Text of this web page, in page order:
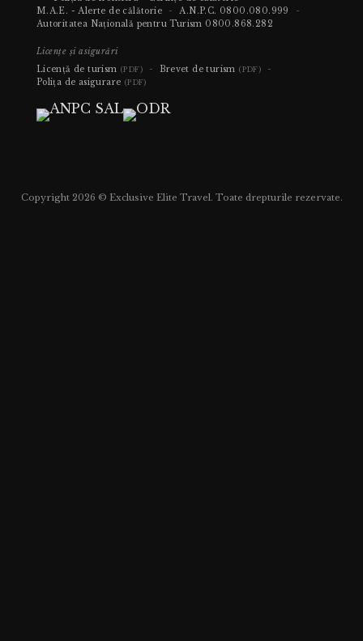
M.A.E. - Alerte de călătorie
- A.N.P.C. 0800.080.999
-
Autoritatea Națională pentru Turism 0800.868.282
Licențe și asigurări
Licență de turism (PDF) - Brevet de turism (PDF)
-
Polița de asigurare (PDF)
Copyright 2026 © Exclusive Elite Travel. Toate drepturile rezervate.